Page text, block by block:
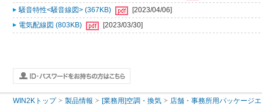
騒音特性<騒音線図> (367KB)
[2023/04/06]
電気配線図 (803KB)
[2023/03/30]
WIN2Kトップ 製品情報 [業務用]空調・換気 店舗・事務所用パッケージ